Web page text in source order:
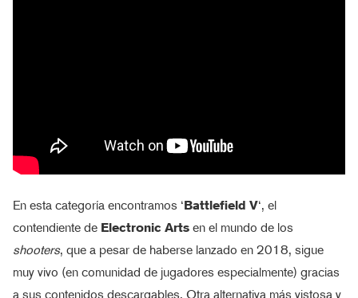
En esta categoría encontramos ‘Battlefield V‘, el
contendiente de Electronic Arts en el mundo de los
shooters, que a pesar de haberse lanzado en 2018, sigue
muy vivo (en comunidad de jugadores especialmente) gracias
a sus contenidos descargables. Otra alternativa más vistosa y